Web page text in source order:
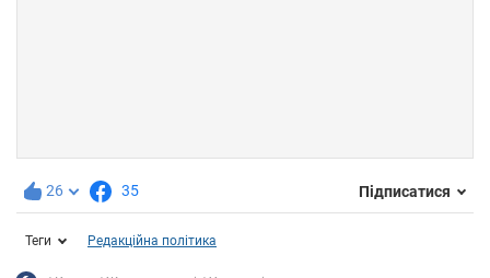
26 35 Підписатися
Теги Редакційна політика